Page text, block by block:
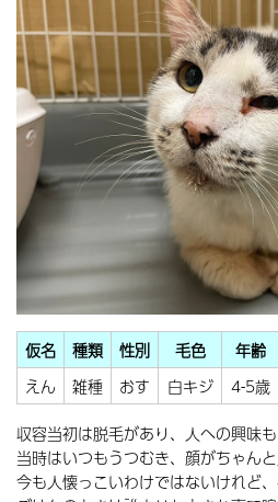
仮名 種類 性別 毛色 年齢
えん
雑種 おす 白キジ 4-5歳
収容当初は脱毛があり、人への興味
当時はいつもうつむき、顔がちゃん
今も人懐っこいわけではないけれど